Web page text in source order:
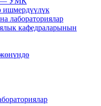
ишмердүүлүк
лабораториялар
кафедраларынын